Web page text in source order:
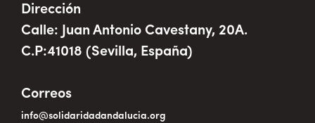
Dirección
Calle: Juan Antonio Cavestany, 20A.
C.P:41018 (Sevilla, España)
Correos
info@solidaridadandalucia.org